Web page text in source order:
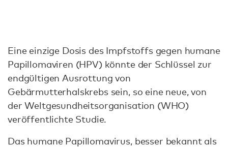
Eine einzige Dosis des Impfstoffs gegen humane
Papillomaviren (HPV) könnte der Schlüssel zur
endgültigen Ausrottung von
Gebärmutterhalskrebs sein, so eine neue, von
der Weltgesundheitsorganisation (WHO)
veröffentlichte Studie.
Das humane Papillomavirus, besser bekannt als